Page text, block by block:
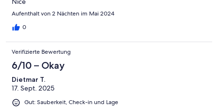
Aufenthalt von 2 Nächten im Mai 2024
0
Verifizierte Bewertung
6/10 – Okay
Dietmar T.
17. Sept. 2025
Gut: Sauberkeit, Check-in und Lage